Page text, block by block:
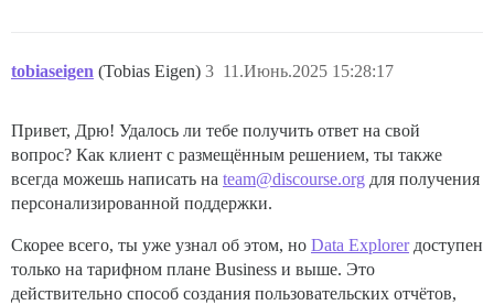
tobiaseigen (Tobias Eigen) 11.Июнь.2025 15:28:17
3
Привет, Дрю! Удалось ли тебе получить ответ на свой
вопрос? Как клиент с размещённым решением, ты также
всегда можешь написать на team@discourse.org для получения
персонализированной поддержки.
Скорее всего, ты уже узнал об этом, но Data Explorerдоступен
только на тарифном плане Business и выше. Это
действительно способ создания пользовательских отчётов,